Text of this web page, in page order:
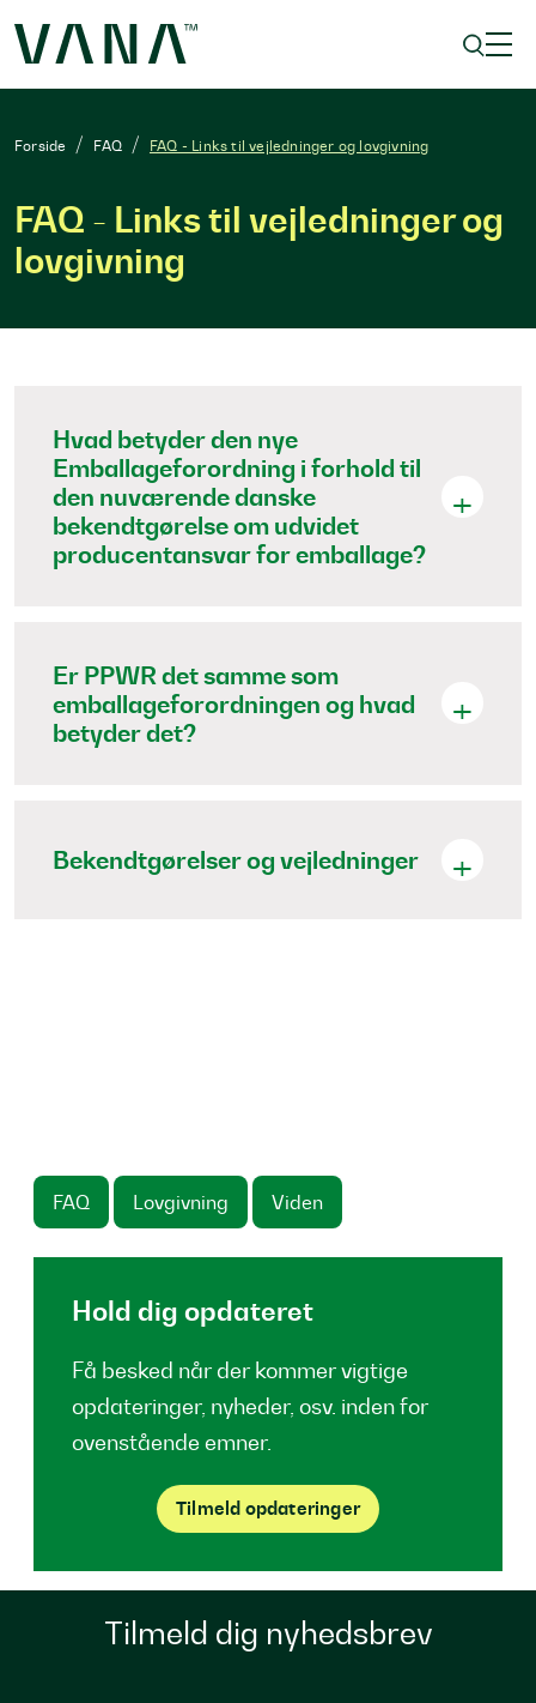
Forside FAQ FAQ - Links til vejledninger og lovgivning
FAQ - Links til vejledninger og
lovgivning
Hvad betyder den nye
Emballageforordning i forhold til
den nuværende danske
bekendtgørelse om udvidet
producentansvar for emballage?
Er PPWR det samme som
emballageforordningen og hvad
betyder det?
Bekendtgørelser og vejledninger
FAQ Lovgivning Viden
Hold dig opdateret
Få besked når der kommer vigtige
opdateringer, nyheder, osv. inden for
ovenstående emner.
Tilmeld opdateringer
Tilmeld dig nyhedsbrev